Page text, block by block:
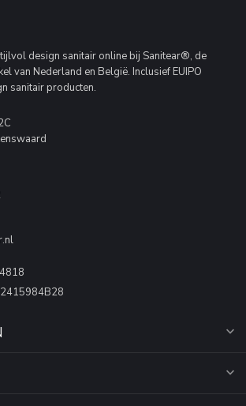
design sanitair online bij Sanitear®, de
van Nederland en België. Inclusief EUIPO
sanitair producten.